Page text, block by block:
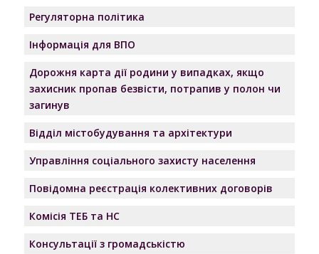
Регуляторна політика
Інформація для ВПО
Дорожня карта дії родини у випадках, якщо
захисник пропав безвісти, потрапив у полон чи
загинув
Відділ містобудування та архітектури
Управління соціального захисту населення
Повідомна реєстрація колективних договорів
Комісія ТЕБ та НС
Консультації з громадськістю